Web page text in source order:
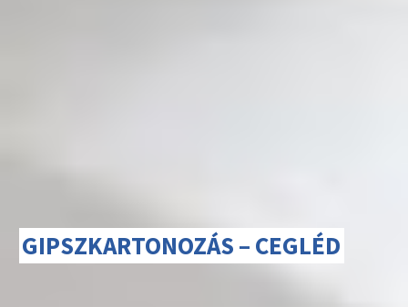
GIPSZKARTONOZÁS – CEGLÉD